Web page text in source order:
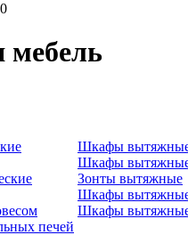
0
мебель
печей
Шкафы
Шкафы
Зонты вытяжные
Шкафы вытяжные
Шкафы вытяжные